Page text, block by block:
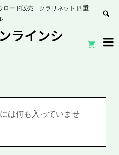
ロード販売 クラリネット 四重

ラインシ

は何も入っていませ